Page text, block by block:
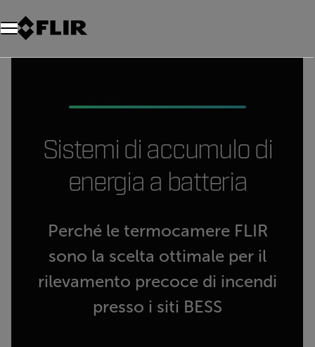
Unread messages
Modello
Rimuovi
articoli
articolo
Aggiungi al carrello
Aggiunto al carrello
Sistemi di accumulo di
energia a batteria
Perché le termocamere FLIR
sono la scelta ottimale per il
rilevamento precoce di incendi
presso i siti BESS